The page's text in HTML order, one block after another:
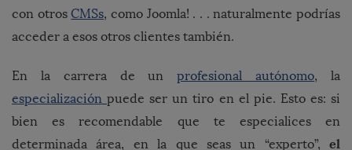
con otrosCMSs, como Joomla! . . . naturalmente podrías
acceder a esos otros clientes también.
En la carrera de unprofesional autónomo, la
especializaciónpuede ser un tiro en el pie. Esto es: si
bien es recomendable que te especialices en
determinada área, en la que seas un “experto”, el